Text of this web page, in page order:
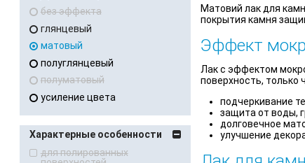
Матовий лак для
покрытия камня
Эффект
Лак с эффектом
поверхность,
подчеркивание
защита от воды,
долговечное
улучшение
без эффекта
глянцевый
матовый
полуглянцевый
полуматовый
усиление цвета
Характерные особенности
для полированных